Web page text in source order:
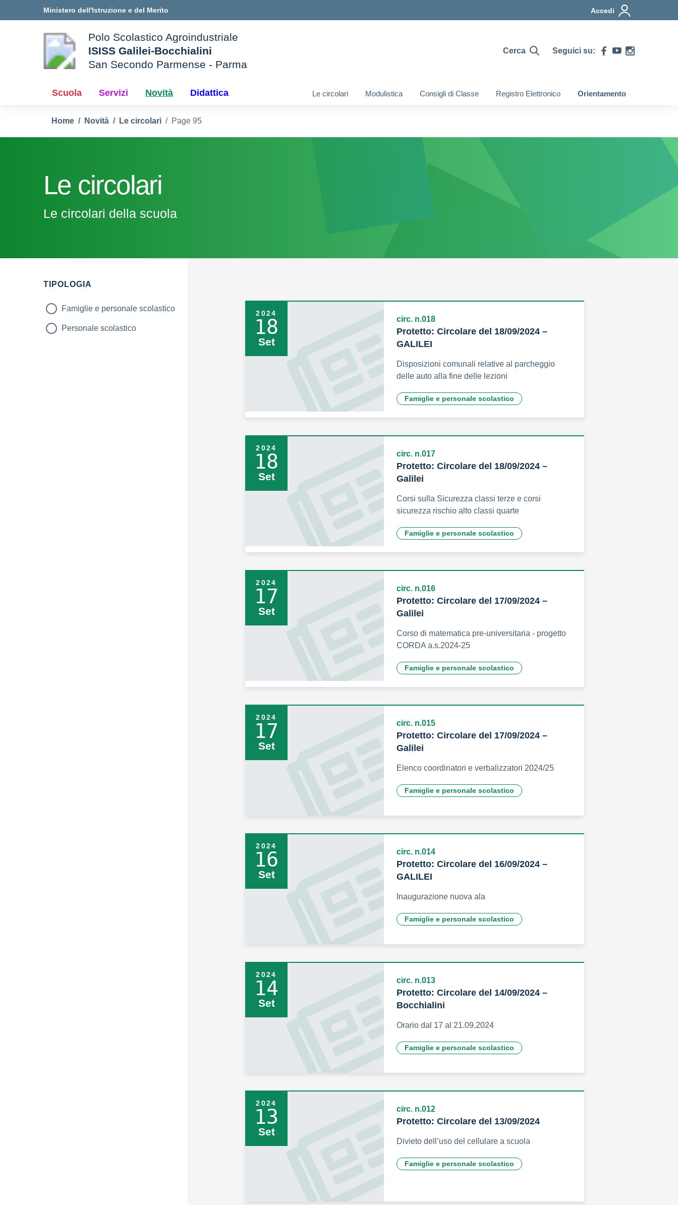
Ministero dell'Istruzione e del Merito Accedi
Polo Scolastico Agroindustriale
ISISS Galilei-Bocchialini
San Secondo Parmense - Parma
Cerca Seguici su:
Scuola Servizi Novità Didattica Le circolari Modulistica Consigli di Classe Registro Elettronico Orientamento
Home Novità Le circolari Page 95
Le circolari
Le circolari della scuola
Filtri
TIPOLOGIA
Famiglie e personale scolastico
Personale scolastico
2024
18
Set
circ. n.018
Protetto: Circolare del 18/09/2024 –
GALILEI
Disposizioni comunali relative al parcheggio
delle auto alla fine delle lezioni
Famiglie e personale scolastico
2024
18
Set
circ. n.017
Protetto: Circolare del 18/09/2024 –
Galilei
Corsi sulla Sicurezza classi terze e corsi
sicurezza rischio alto classi quarte
Famiglie e personale scolastico
2024
17
Set
circ. n.016
Protetto: Circolare del 17/09/2024 –
Galilei
Corso di matematica pre-universitaria - progetto
CORDA a.s.2024-25
Famiglie e personale scolastico
2024
17
Set
circ. n.015
Protetto: Circolare del 17/09/2024 –
Galilei
Elenco coordinatori e verbalizzatori 2024/25
Famiglie e personale scolastico
2024
16
Set
circ. n.014
Protetto: Circolare del 16/09/2024 –
GALILEI
Inaugurazione nuova ala
Famiglie e personale scolastico
2024
14
Set
circ. n.013
Protetto: Circolare del 14/09/2024 –
Bocchialini
Orario dal 17 al 21.09.2024
Famiglie e personale scolastico
2024
13
Set
circ. n.012
Protetto: Circolare del 13/09/2024
Divieto dell’uso del cellulare a scuola
Famiglie e personale scolastico